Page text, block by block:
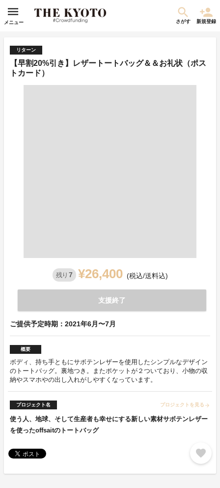
メニュー さがす 新規登録
リターン
【早割20%引き】レザートートバッグ＆＆お礼状（ポス
トカード）
残り 7 ¥26,400 (税込/送料込)
支援終了
ご提供予定時期：2021年6月〜7月
概要
ボディ、持ち手ともにサボテンレザーを使用したシンプルなデザイン
のトートバッグ。裏地つき。またポケットが２ついており、小物の収
納やスマホやの出し入れがしやすくなっています。
プロジェクト名 プロジェクトを見る arrow_forward
使う人、地球、そして生産者も幸せにする新しい素材サボテンレザー
を使ったoffsaitのトートバッグ
favorite